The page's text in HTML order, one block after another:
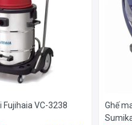
Fujihaia VC-3238
Ghế